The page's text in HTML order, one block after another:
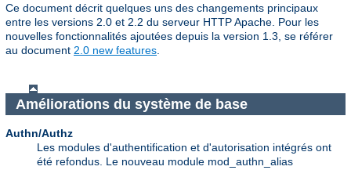
Ce document décrit quelques uns des changements principaux
entre les versions 2.0 et 2.2 du serveur HTTP Apache. Pour les
nouvelles fonctionnalités ajoutées depuis la version 1.3, se référer
au document 2.0 new features
Améliorations du système de base
Authn/Authz
Les modules d'authentification et d'autorisation intégrés ont
été refondus. Le nouveau module mod_authn_alias